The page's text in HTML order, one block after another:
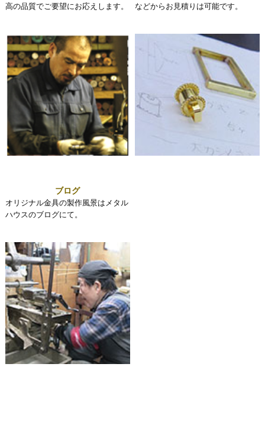
高の品質でご要望にお応えします。
などからお見積りは可能です。
ブログ
オリジナル金具の製作風景はメタル
ハウスのブログにて。